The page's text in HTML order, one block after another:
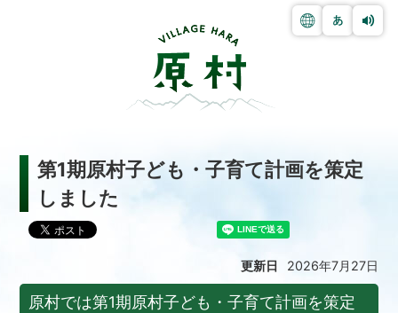
第1期原村子ども・子育て計画を策定
しました
更新日 2026年7月27日
原村では第1期原村子ども・子育て計画を策定